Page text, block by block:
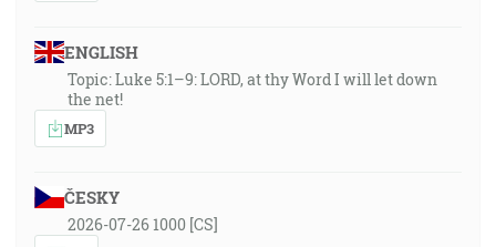
ENGLISH
Topic: Luke 5:1–9: LORD, at thy Word I will let down
the net!
MP3
ČESKY
2026-07-26 1000 [CS]